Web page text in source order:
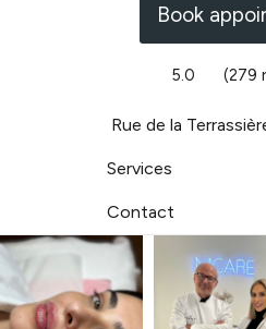
Book
5.0 (279
Rue de la
Services
Contact